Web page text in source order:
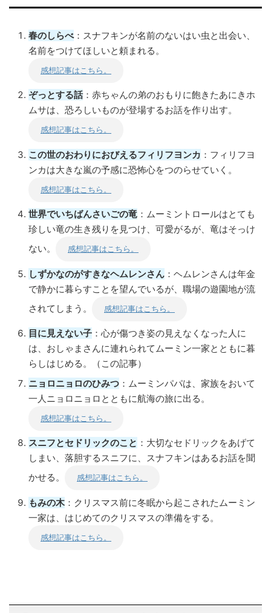
春のしらべ：スナフキンが名前のないはい虫と出会い、
名前をつけてほしいと頼まれる。
感想記事はこちら。
ぞっとする話：赤ちゃんの弟のおもりに飽きたあにきホ
ムサは、恐ろしいものが登場するお話を作り出す。
感想記事はこちら。
この世のおわりにおびえるフィリフヨンカ ：フィリフヨ
ンカは大きな嵐の予感に恐怖心をつのらせていく。
感想記事はこちら。
世界でいちばんさいごの竜 ：ムーミントロールはとても
珍しい竜の生き残りを見つけ、可愛がるが、竜はそっけ
ない。
感想記事はこちら。
しずかなのがすきなヘムレンさん ：ヘムレンさんは年金
で静かに暮らすことを望んでいるが、職場の遊園地が流
されてしまう。
感想記事はこちら。
目に見えない子 ：心が傷つき姿の見えなくなった人に
は、おしゃまさんに連れられてムーミン一家とともに暮
らしはじめる。（この記事）
ニョロニョロのひみつ ：ムーミンパパは、家族をおいて
一人ニョロニョロとともに航海の旅に出る。
感想記事はこちら。
スニフとセドリックのこと ：大切なセドリックをあげて
しまい、落胆するスニフに、スナフキンはあるお話を聞
かせる。
感想記事はこちら。
もみの木：クリスマス前に冬眠から起こされたムーミン
一家は、はじめてのクリスマスの準備をする。
感想記事はこちら。